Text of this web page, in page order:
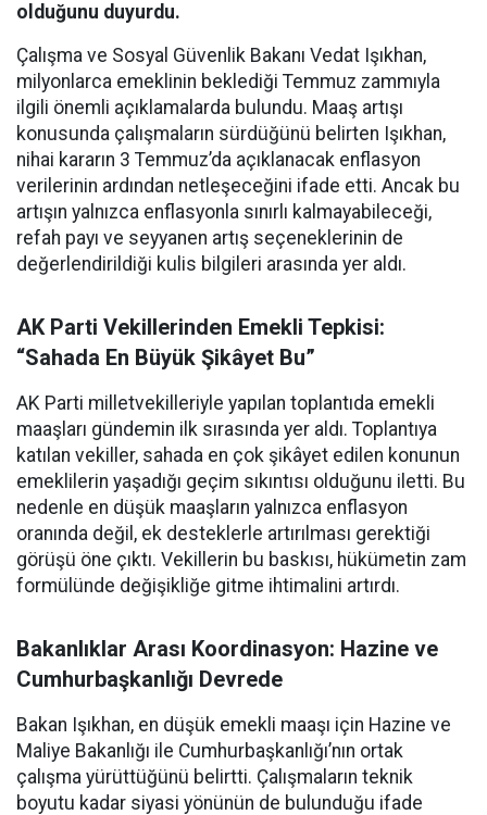
olduğunu duyurdu.
Çalışma ve Sosyal Güvenlik Bakanı Vedat Işıkhan,
milyonlarca emeklinin beklediği Temmuz zammıyla
ilgili önemli açıklamalarda bulundu. Maaş artışı
konusunda çalışmaların sürdüğünü belirten Işıkhan,
nihai kararın 3 Temmuz’da açıklanacak enflasyon
verilerinin ardından netleşeceğini ifade etti. Ancak bu
artışın yalnızca enflasyonla sınırlı kalmayabileceği,
refah payı ve seyyanen artış seçeneklerinin de
değerlendirildiği kulis bilgileri arasında yer aldı.
AK Parti Vekillerinden Emekli Tepkisi:
“Sahada En Büyük Şikâyet Bu”
AK Parti milletvekilleriyle yapılan toplantıda emekli
maaşları gündemin ilk sırasında yer aldı. Toplantıya
katılan vekiller, sahada en çok şikâyet edilen konunun
emeklilerin yaşadığı geçim sıkıntısı olduğunu iletti. Bu
nedenle en düşük maaşların yalnızca enflasyon
oranında değil, ek desteklerle artırılması gerektiği
görüşü öne çıktı. Vekillerin bu baskısı, hükümetin zam
formülünde değişikliğe gitme ihtimalini artırdı.
Bakanlıklar Arası Koordinasyon: Hazine ve
Cumhurbaşkanlığı Devrede
Bakan Işıkhan, en düşük emekli maaşı için Hazine ve
Maliye Bakanlığı ile Cumhurbaşkanlığı’nın ortak
çalışma yürüttüğünü belirtti. Çalışmaların teknik
boyutu kadar siyasi yönünün de bulunduğu ifade